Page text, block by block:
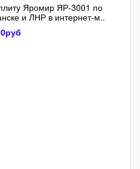
Яромир ЯР-3001 по
и ЛНР в интернет-м..